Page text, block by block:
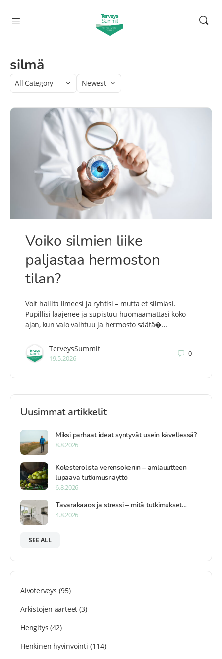
silmä
Category
Sort
Voiko silmien liike
paljastaa hermoston
tilan?
Voit hallita ilmeesi ja ryhtisi – mutta et silmiäsi.
Pupillisi laajenee ja supistuu huomaamattasi koko
ajan, kun valo vaihtuu ja hermosto säätä�…
TerveysSummit
19.5.2026
0
Uusimmat artikkelit
Miksi parhaat ideat syntyvät usein kävellessä?
8.8.2026
Kolesterolista verensokeriin – amlauutteen
lupaava tutkimusnäyttö
6.8.2026
Tavarakaaos ja stressi – mitä tutkimukset…
4.8.2026
SEE ALL
Aivoterveys (95)
Arkistojen aarteet (3)
Hengitys (42)
Henkinen hyvinvointi (114)